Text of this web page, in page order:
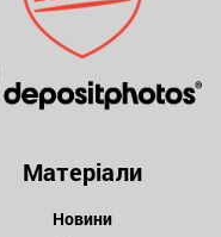
Матеріали
Новини